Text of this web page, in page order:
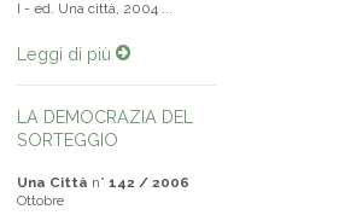
I - ed. Una città, 2004 ...
Leggi di più
LA DEMOCRAZIA DEL
SORTEGGIO
Una Città n° 142 / 2006
Ottobre